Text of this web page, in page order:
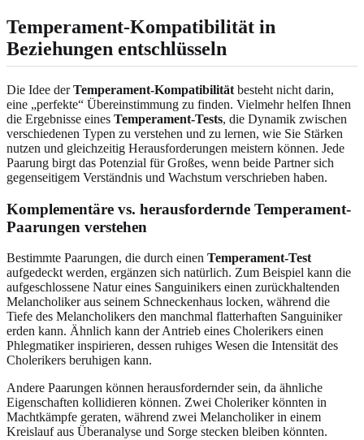
Temperament-Kompatibilität in
Beziehungen entschlüsseln
Die Idee derTemperament-Kompatibilität besteht nicht darin,
eine „perfekte“ Übereinstimmung zu finden. Vielmehr helfen Ihnen
die Ergebnisse eines Temperament-Tests, die Dynamik zwischen
verschiedenen Typen zu verstehen und zu lernen, wie Sie Stärken
nutzen und gleichzeitig Herausforderungen meistern können. Jede
Paarung birgt das Potenzial für Großes, wenn beide Partner sich
gegenseitigem Verständnis und Wachstum verschrieben haben.
Komplementäre vs. herausfordernde Temperament-
Paarungen verstehen
Bestimmte Paarungen, die durch einen Temperament-Test
aufgedeckt werden, ergänzen sich natürlich. Zum Beispiel kann die
aufgeschlossene Natur eines Sanguinikers einen zurückhaltenden
Melancholiker aus seinem Schneckenhaus locken, während die
Tiefe des Melancholikers den manchmal flatterhaften Sanguiniker
erden kann. Ähnlich kann der Antrieb eines Cholerikers einen
Phlegmatiker inspirieren, dessen ruhiges Wesen die Intensität des
Cholerikers beruhigen kann.
Andere Paarungen können herausfordernder sein, da ähnliche
Eigenschaften kollidieren können. Zwei Choleriker könnten in
Machtkämpfe geraten, während zwei Melancholiker in einem
Kreislauf aus Überanalyse und Sorge stecken bleiben könnten.